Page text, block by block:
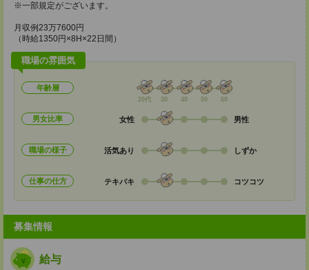
※一部規定がございます。
月収例23万7600円
（時給1350円×8H×22日間）
職場の雰囲気
年齢層
20代 30 40 50 60
男女比率 女性 男性
職場の様子 活気あり しずか
仕事の仕方 テキパキ コツコツ
募集情報
給与